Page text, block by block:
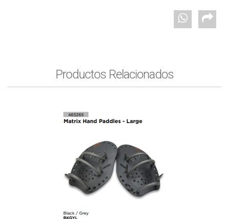
Productos Relacionados